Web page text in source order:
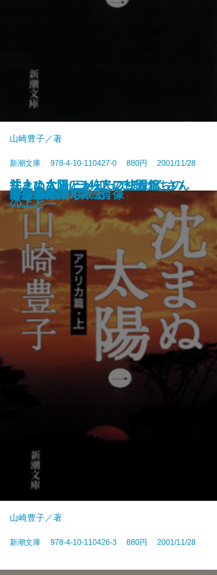
剣の天地〔上〕
剣の天地〔下〕
沈まぬ太陽(三)―御巣鷹山篇―
沈まぬ太陽(四)―会長室篇〔上〕―
沈まぬ太陽(五)―会長室篇〔下〕―
からくりからくさ
井上ひさしと141人の仲間たちの
作文教室
偶然の音楽
ボクの町
沈まぬ太陽(二)―アフリカ篇
〔下〕―
山崎豊子／著
新潮文庫 978-4-10-110427-0 880円 2001/11/28
沈まぬ太陽(一)―アフリカ篇
〔上〕―
山崎豊子／著
新潮文庫 978-4-10-110426-3 880円 2001/11/28
ぼくの小鳥ちゃん
堪忍箱
「少年A」14歳の肖像
天保悪党伝
「さよなら」が知ってるたくさん
のこと
いよよ華やぐ〔上〕
いよよ華やぐ〔下〕
ジオラマ
安楽病棟